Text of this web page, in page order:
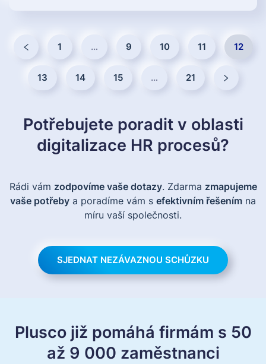
1 … 9 10 11 12
13 14 15 … 21
Potřebujete poradit v oblasti
digitalizace HR procesů?
Rádi vám zodpovíme vaše dotazy. Zdarma zmapujeme
vaše potřeby a poradíme vám s efektivním řešením na
míru vaší společnosti.
SJEDNAT NEZÁVAZNOU SCHŮZKU
Plusco již pomáhá firmám s 50
až 9 000 zaměstnanci